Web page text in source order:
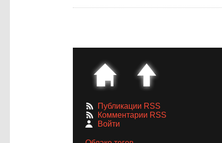
Публикации RSS
Комментарии RSS
Войти